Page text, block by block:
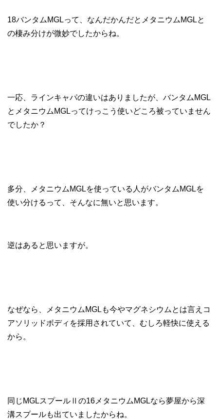
18バンタムMGLって、なんだかんだとメタニウムMGLと
の棲み分けが微妙でしたからね。
一応、ラインキャパの違いはありましたが、バンタムMGL
とメタニウムMGLってけっこう使いどころ被っていません
でしたか？
多分、メタニウムMGLを使っている人がバンタムMGLを
使い分けるって、そんなに無いと思います。
逆はあると思いますが。
なぜなら、メタニウムMGLも今やマグネシウムとは言えコ
アソリッドボディを採用されていて、むしろ軽快に使える
から。
同じMGLスプールⅡの16メタニウムMGLなら夢屋から深
溝スプールも出ていましたからね。